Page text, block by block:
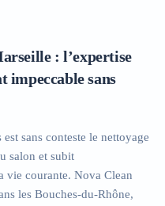
: l’expertise
impeccable sans
sans conteste le nettoyage
salon et subit
vie courante. Nova Clean
les Bouches-du-Rhône,